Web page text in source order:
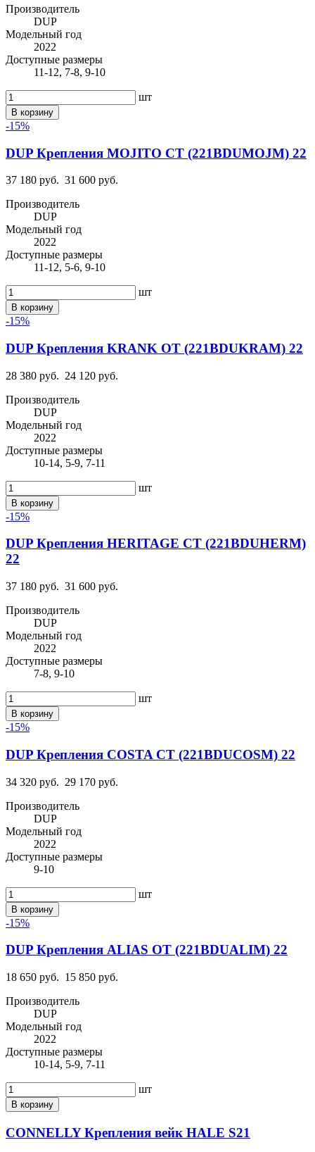
Производитель
DUP
Модельный год
2022
Доступные размеры
11-12, 7-8, 9-10
шт
В корзину
-15%
DUP Крепления MOJITO CT (221BDUMOJM) 22
37 180 руб. 31 600 руб.
Производитель
DUP
Модельный год
2022
Доступные размеры
11-12, 5-6, 9-10
шт
В корзину
-15%
DUP Крепления KRANK OT (221BDUKRAM) 22
28 380 руб. 24 120 руб.
Производитель
DUP
Модельный год
2022
Доступные размеры
10-14, 5-9, 7-11
шт
В корзину
-15%
DUP Крепления HERITAGE CT (221BDUHERM)
22
37 180 руб. 31 600 руб.
Производитель
DUP
Модельный год
2022
Доступные размеры
7-8, 9-10
шт
В корзину
-15%
DUP Крепления COSTA CT (221BDUCOSM) 22
34 320 руб. 29 170 руб.
Производитель
DUP
Модельный год
2022
Доступные размеры
9-10
шт
В корзину
-15%
DUP Крепления ALIAS OT (221BDUALIM) 22
18 650 руб. 15 850 руб.
Производитель
DUP
Модельный год
2022
Доступные размеры
10-14, 5-9, 7-11
шт
В корзину
CONNELLY Крепления вейк HALE S21